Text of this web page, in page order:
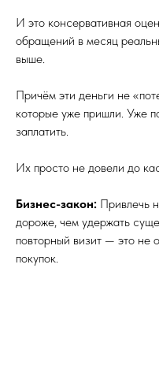
И это консервативная
обращений в месяц
выше.
Причём эти деньги не
которые уже пришли. Уже
заплатить.
Их просто не довели до
Бизнес-закон: Привлечь
дороже, чем удержать
повторный визит — это не
покупок.